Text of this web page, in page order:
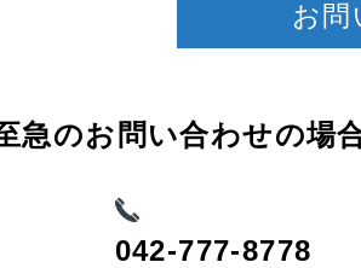
お問
い合わせの場合は
042-777-8778